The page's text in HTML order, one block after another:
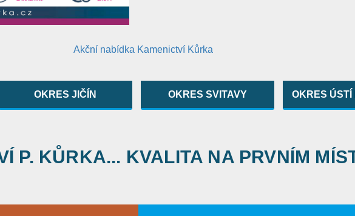
OKRES JIČÍN OKRES SVITAVY OKRES ÚSTÍ
P. KŮRKA... KVALITA NA PRVNÍM